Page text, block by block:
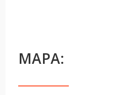
MAPA: